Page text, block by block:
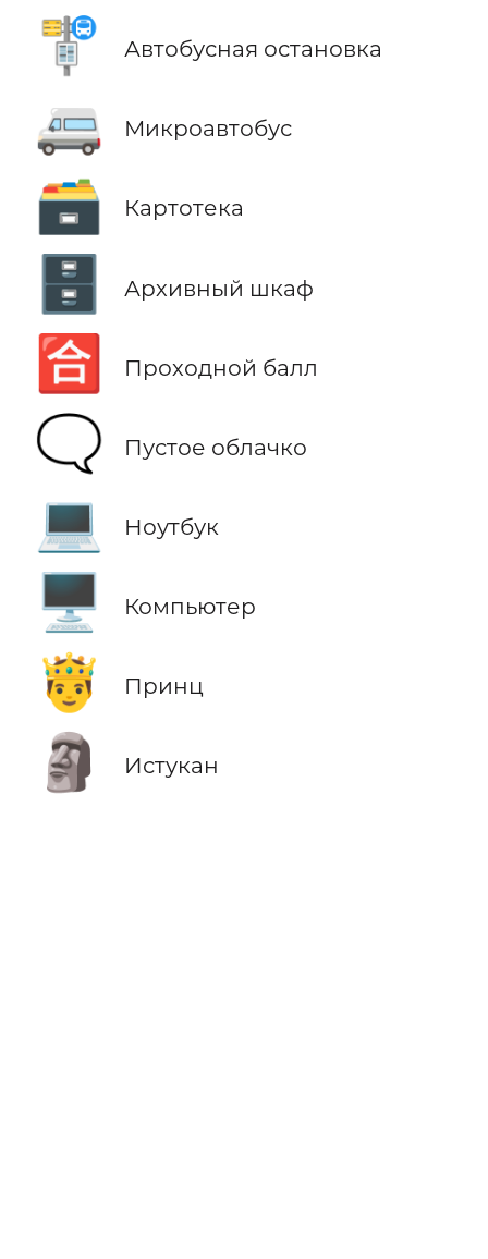
🚏 Автобусная остановка
🚐 Микроавтобус
🗃️ Картотека
🗄️ Архивный шкаф
🈴 Проходной балл
🗨️ Пустое облачко
💻 Ноутбук
🖥️ Компьютер
🤴 Принц
🗿 Истукан